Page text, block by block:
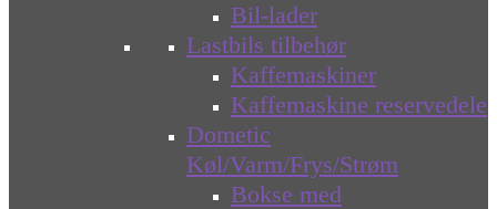
Bil-lader
Lastbils tilbehør
Kaffemaskiner
Kaffemaskine reservedele
Dometic
Køl/Varm/Frys/Strøm
Bokse med